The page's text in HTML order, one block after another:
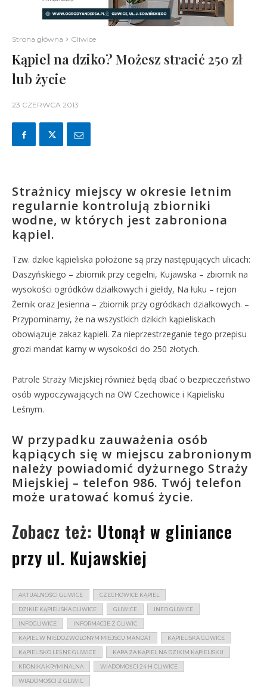
Strona główna Gliwice
Kąpiel na dziko? Możesz stracić 250 zł
lub życie
23 CZERWCA 2013
Strażnicy miejscy w okresie letnim
regularnie kontrolują zbiorniki
wodne, w których jest zabroniona
kąpiel.
Tzw. dzikie kąpieliska położone są przy następujących ulicach:
Daszyńskiego – zbiornik przy cegielni, Kujawska – zbiornik na
wysokości ogródków działkowych i giełdy, Na łuku – rejon
Żernik oraz Jesienna – zbiornik przy ogródkach działkowych. –
Przypominamy, że na wszystkich dzikich kąpieliskach
obowiązuje zakaz kąpieli. Za nieprzestrzeganie tego przepisu
grozi mandat karny w wysokości do 250 złotych.
Patrole Straży Miejskiej również będą dbać o bezpieczeństwo
osób wypoczywających na OW Czechowice i Kąpielisku
Leśnym.
W przypadku zauważenia osób
kąpiących się w miejscu zabronionym
należy powiadomić dyżurnego Straży
Miejskiej – telefon 986. Twój telefon
może uratować komuś życie.
Zobacz też: Utonął w gliniance
przy ul. Kujawskiej
AKTUALNOŚCI GLIWICE CZECHOWICE KĄPIEL
DZIKIE KĄPIELISKA GLIWICE GLIWICE INFO GLIWICE
INFOGLIWICE INFORMACJE Z GLIWIC
KĄPIEL W NIEDOZWOLONYM MIEJSCU MANDAT KĄPIELISKA GLIWICE
KĄPIELISKO LEŚNE GLIWICE KARA ZA KĄPIEL NA DZIKIM KĄPIELISKU
KRONIKA KRYMINALNA WIADOMOŚCI 24 H GLIWICE
WIADOMOŚCI Z GLIWIC